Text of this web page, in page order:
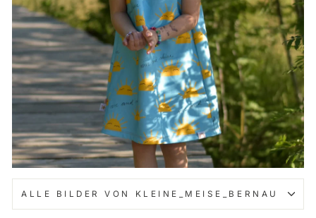
ALLE BILDER VON KLEINE_MEISE_BERNAU